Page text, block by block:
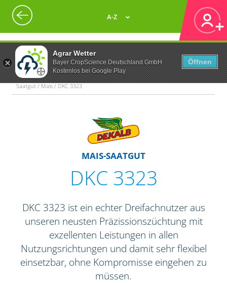
Agrar Wetter
Bayer CropScience Deutschland GmbH
Kostenlos bei Google Play
Öffnen
A-Z
Saatgut / Mais / DKC 3323
MAIS-SAATGUT
DKC 3323
DKC 3323 ist ein echter Dreifachnutzer aus
unseren neusten Präzissionszüchtung mit
exzellenten Leistungen in allen
Nutzungsrichtungen und damit sehr flexibel
einsetzbar, ohne Kompromisse eingehen zu
müssen.